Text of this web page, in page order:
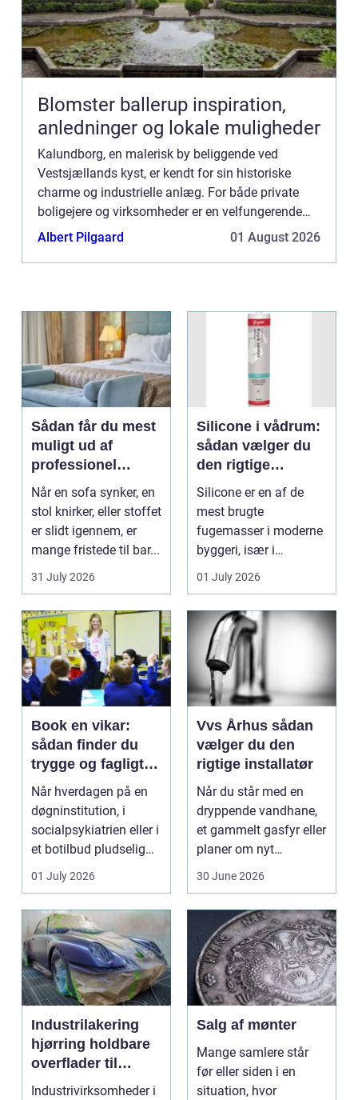
Blomster ballerup inspiration,
anledninger og lokale muligheder
Kalundborg, en malerisk by beliggende ved
Vestsjællands kyst, er kendt for sin historiske
charme og industrielle anlæg. For både private
boligejere og virksomheder er en velfungerende
kloak en nødvendighed for dagligdagens trivsel
Albert Pilgaard 01 August 2026
Sådan får du mest
muligt ud af
professionel
møbelpolstring
Når en sofa synker, en
stol knirker, eller stoffet
er slidt igennem, er
mange fristede til bar...
31 July 2026
Silicone i vådrum:
sådan vælger du
den rigtige
fugemasse
Silicone er en af de
mest brugte
fugemasser i moderne
byggeri, især i
badeværelser,
01 July 2026
Book en vikar:
sådan finder du
trygge og fagligt
stærke løsninger
Når hverdagen på en
døgninstitution, i
socialpsykiatrien eller i
et botilbud pludselig
ændrer sig, k...
01 July 2026
Vvs Århus sådan
vælger du den
rigtige installatør
Når du står med en
dryppende vandhane,
et gammelt gasfyr eller
planer om nyt
badeværelse, bliver
30 June 2026
Industrilakering
hjørring holdbare
overflader til
industri og erhverv
Industrivirksomheder i
Salg af mønter
Mange samlere står
før eller siden i en
situation, hvor